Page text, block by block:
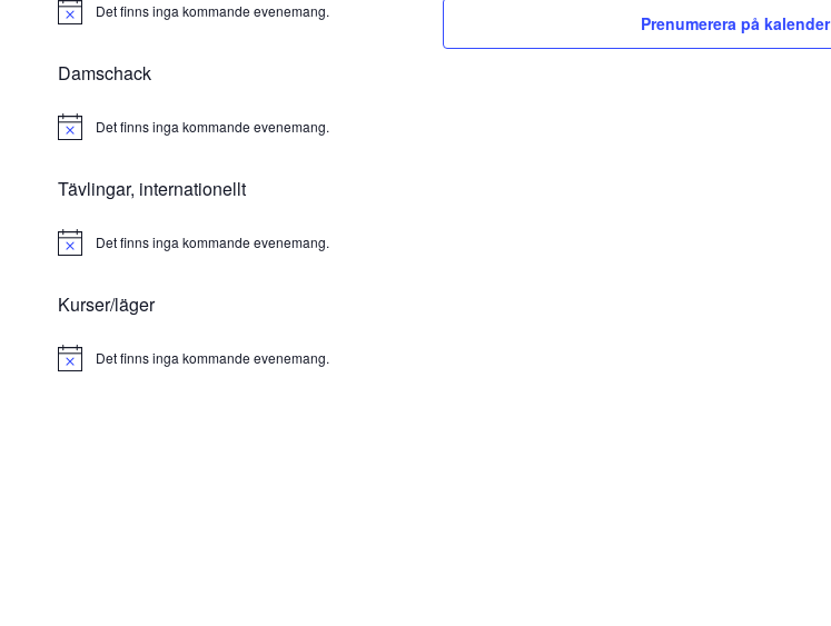
Notice Det finns inga kommande evenemang.
Damschack
Notice Det finns inga kommande evenemang.
Tävlingar, internationellt
Notice Det finns inga kommande evenemang.
Kurser/läger
Notice Det finns inga kommande evenemang.
Prenumerera på kalender